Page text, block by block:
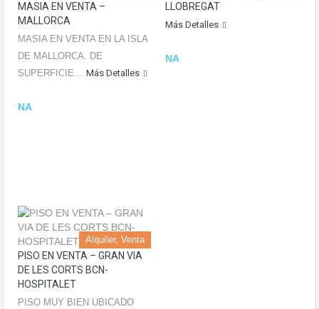
MASIA EN VENTA –
MALLORCA
MASIA EN VENTA EN LA ISLA
DE MALLORCA. DE
SUPERFICIE… Más Detalles
NA
LLOBREGAT
Más Detalles
NA
Alquiler, Venta
PISO EN VENTA – GRAN VIA
DE LES CORTS BCN-
HOSPITALET
PISO MUY BIEN UBICADO